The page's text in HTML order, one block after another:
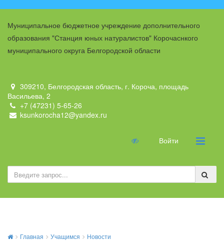
Муниципальное бюджетное учреждение дополнительного
образования "Станция юных натуралистов" Корочаснкого
муниципального округа Белгородской области
309210, Белгородская область, г. Короча, площадь
Васильева, 2
+7 (47231) 5-65-26
ksunkorocha12@yandex.ru
Войти
Главная Учащимся Новости